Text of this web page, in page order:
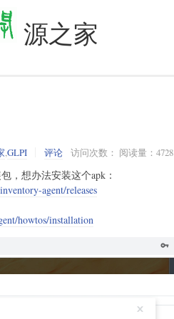
源之家
,GLPI 评论 访问次数： 阅读量：4728
，想办法安装这个apk：
agent/releases
howtos/installation